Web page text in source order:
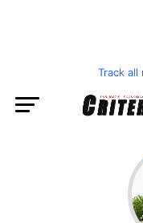
Track all